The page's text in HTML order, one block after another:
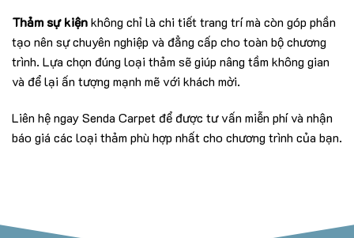
Thảm sự kiệnkhông chỉ là chi tiết trang trí mà còn góp phần
tạo nên sự chuyên nghiệp và đẳng cấp cho toàn bộ chương
trình. Lựa chọn đúng loại thảm sẽ giúp nâng tầm không gian
và để lại ấn tượng mạnh mẽ với khách mời.
Liên hệ ngay Senda Carpet để được tư vấn miễn phí và nhận
báo giá các loại thảm phù hợp nhất cho chương trình của bạn.